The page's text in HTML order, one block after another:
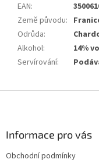
EAN:
Země původu:
Odrůda:
Alkohol:
14%
Servírování:
Informace pro vás
Obchodní podmínky